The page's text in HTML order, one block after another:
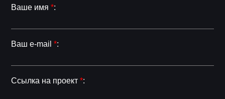
Ваше имя*:
Ваш e-mail*:
Ссылка на проект*: